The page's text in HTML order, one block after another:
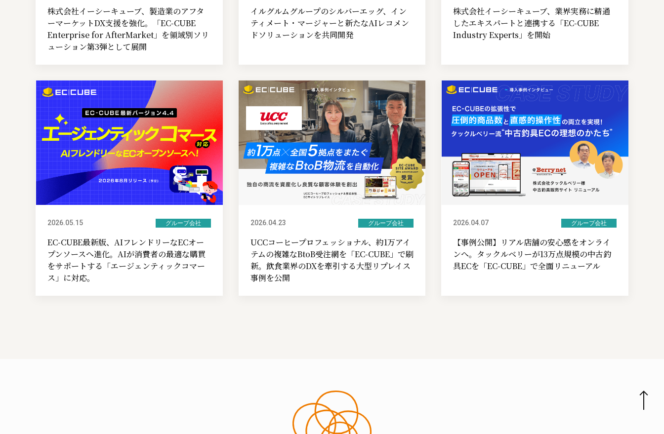
株式会社イーシーキューブ、製造業のアフタ
ーマーケットDX支援を強化。「EC-CUBE
Enterprise for AfterMarket」を領域別ソリ
ューション第3弾として展開
イルグルムグループのシルバーエッグ、イン
ティメート・マージャーと新たなAIレコメン
ドソリューションを共同開発
株式会社イーシーキューブ、業界実務に精通
したエキスパートと連携する「EC-CUBE
Industry Experts」を開始
2026.05.15 グループ会社
EC-CUBE最新版、AIフレンドリーなECオー
プンソースへ進化。AIが消費者の最適な購買
をサポートする「エージェンティックコマー
ス」に対応。
2026.04.23 グループ会社
UCCコーヒープロフェッショナル、約1万アイ
テムの複雑なBtoB受注網を「EC-CUBE」で刷
新。飲食業界のDXを牽引する大型リプレイス
事例を公開
2026.04.07 グループ会社
【事例公開】リアル店舗の安心感をオンライ
ンへ。タックルベリーが13万点規模の中古釣
具ECを「EC-CUBE」で全面リニューアル